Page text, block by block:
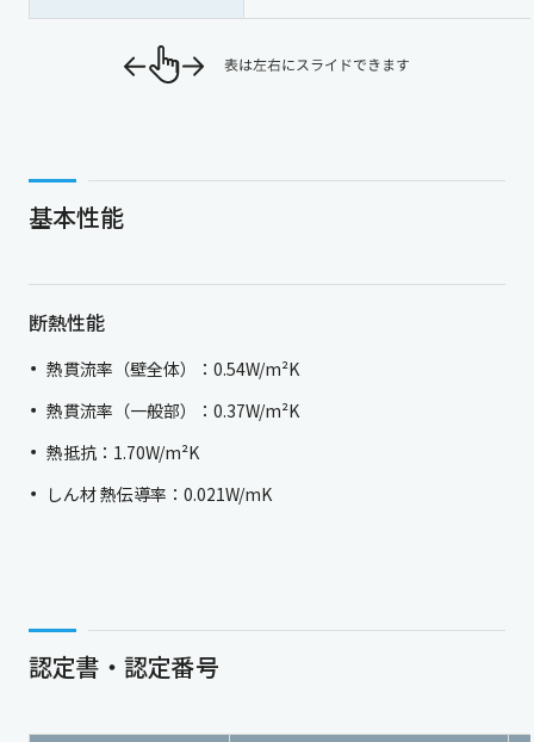
基本性能
断熱性能
熱貫流率（壁全体）：0.54W/m²K
熱貫流率（一般部）：0.37W/m²K
熱抵抗：1.70W/m²K
しん材 熱伝導率：0.021W/mK
認定書・認定番号